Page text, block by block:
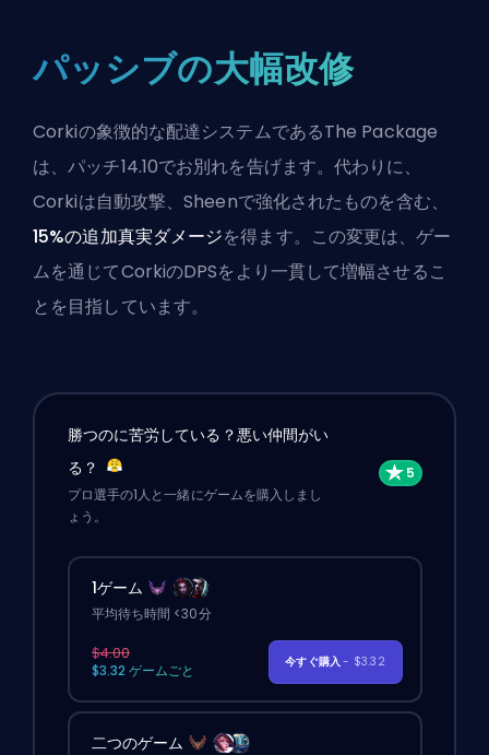
パッシブの大幅改修
Corkiの象徴的な配達システムであるThe Package
は、パッチ14.10でお別れを告げます。代わりに、
Corkiは自動攻撃、Sheenで強化されたものを含む、
15%の追加真実ダメージを得ます。この変更は、ゲー
ムを通じてCorkiのDPSをより一貫して増幅させるこ
とを目指しています。
勝つのに苦労している？悪い仲間がい
る？
プロ選手の1人と一緒にゲームを購入しまし
ょう。
1ゲーム
平均待ち時間 <30分
$4.00
$3.32 ゲームごと
今すぐ購入- $3.32
二つのゲーム